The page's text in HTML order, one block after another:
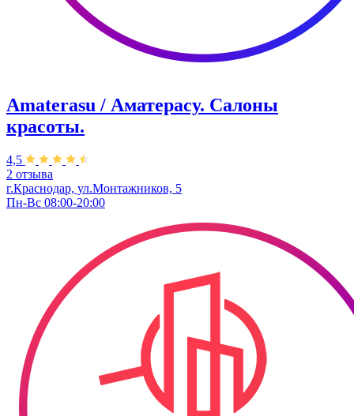
Amaterasu / Аматерасу. Салоны
красоты.
4,5
2 отзыва
г.Краснодар, ул.Монтажников, 5
Пн-Вс 08:00-20:00